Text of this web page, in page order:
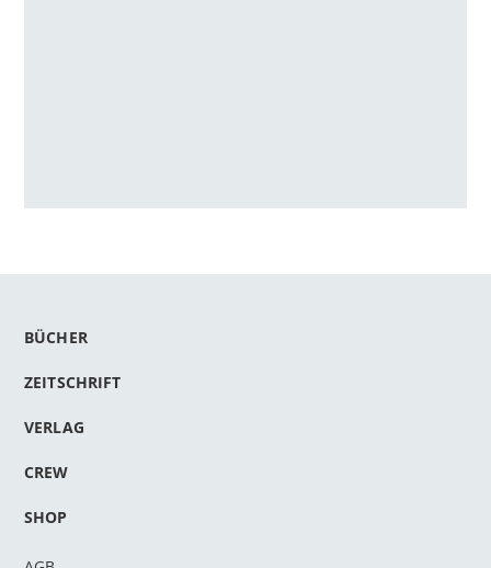
BÜCHER
ZEITSCHRIFT
VERLAG
CREW
SHOP